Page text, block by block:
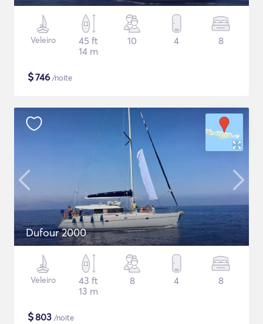
Veleiro
45 ft
14 m
10 4 8
$746 /noite
Dufour 2000
Veleiro
43 ft
13 m
8 4 8
$803 /noite